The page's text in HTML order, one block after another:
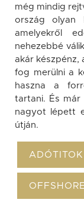
még mindig
ország olyan
amelyekről
nehezebbé
akár készpénz,
fog merülni a
haszna a
tartani. És már
nagyot lépett
útján.
ADÓTITOK
OFFSHORE